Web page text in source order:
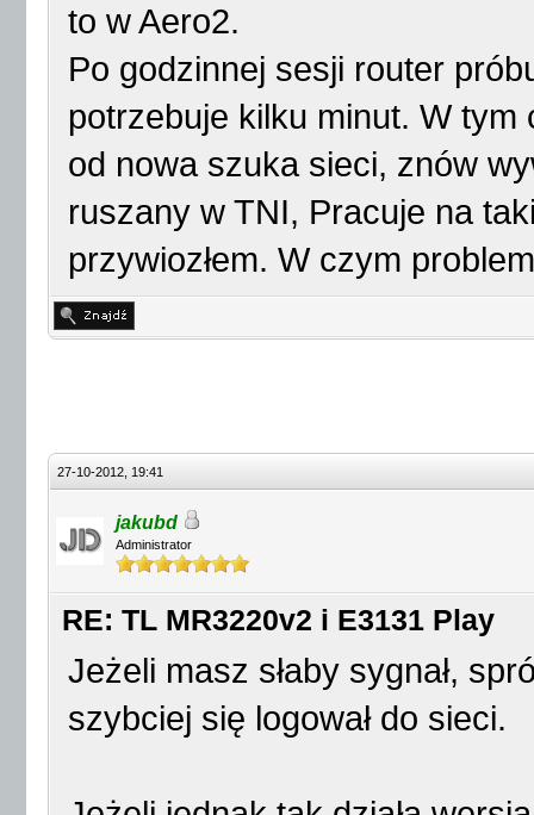
to w Aero2.
Po godzinnej sesji router
potrzebuje kilku minut. W tym
od nowa szuka sieci, znów
ruszany w TNI, Pracuje na
przywiozłem. W czym
27-10-2012, 19:41
jakubd
Administrator
RE: TL MR3220v2 i E3131 Play
Jeżeli masz słaby sygnał,
szybciej się logował do sieci.